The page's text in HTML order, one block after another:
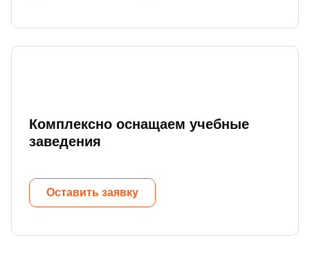
Комплексно оснащаем учебные
заведения
Оставить заявку